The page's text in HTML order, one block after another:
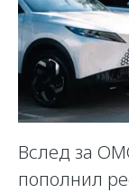
Вслед за
пополнил